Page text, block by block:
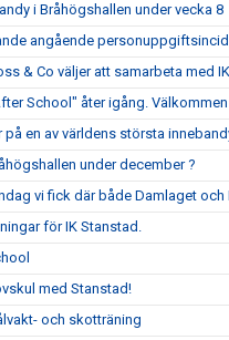
i Bråhögshallen under vecka 8
angående
& Co väljer att samarbeta med
School" åter igång. Välkommen
på en av världens största
under december ?
vi fick där både Damlaget och
för IK Stanstad.
med Stanstad!
och skotträning